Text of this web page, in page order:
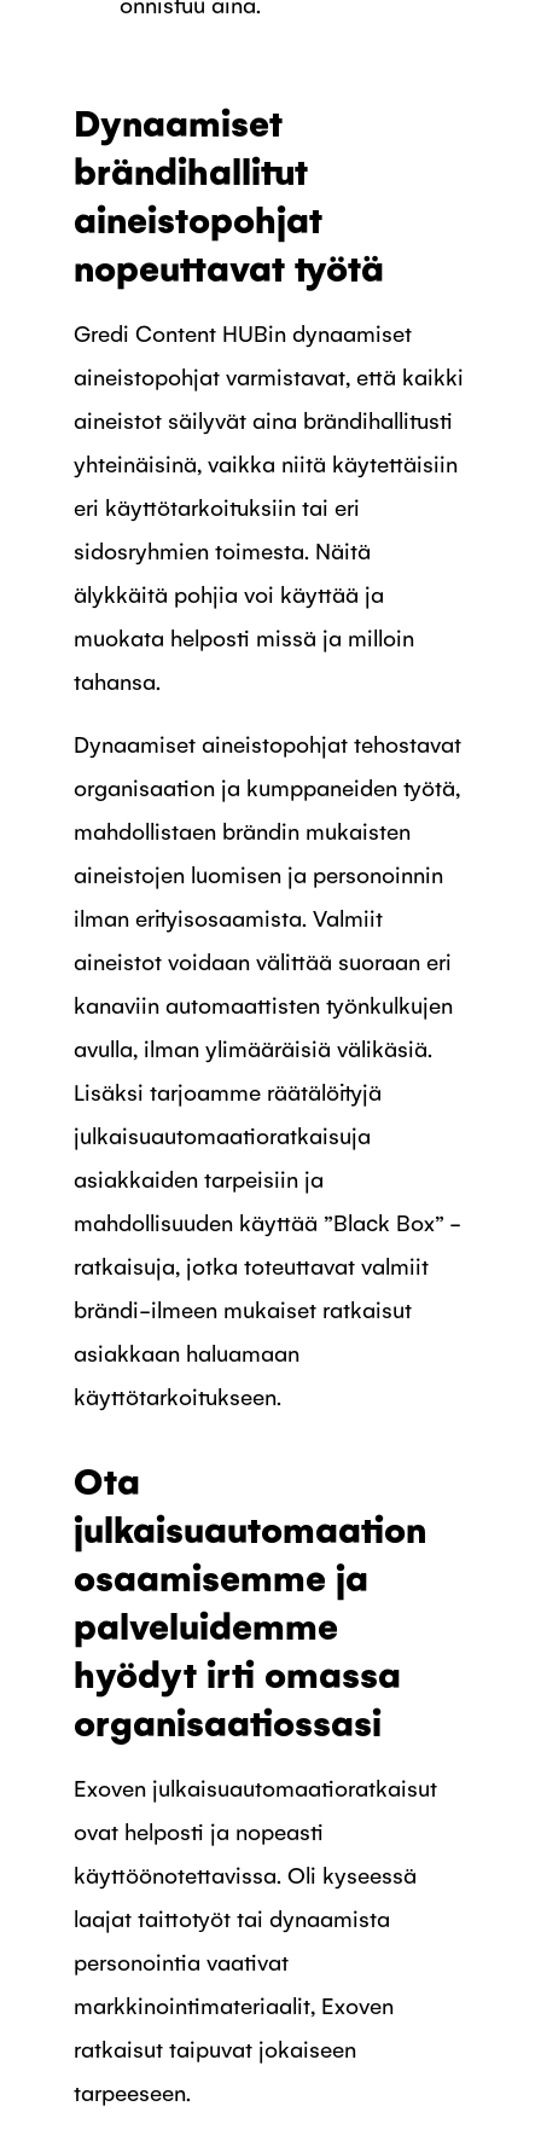
Dynaamiset
brändihallitut
aineistopohjat
nopeuttavat työtä
Gredi Content HUBin dynaamiset
aineistopohjat varmistavat, että kaikki
aineistot säilyvät aina brändihallitusti
yhteinäisinä, vaikka niitä käytettäisiin
eri käyttötarkoituksiin tai eri
sidosryhmien toimesta. Näitä
älykkäitä pohjia voi käyttää ja
muokata helposti missä ja milloin
tahansa.
Dynaamiset aineistopohjat tehostavat
organisaation ja kumppaneiden työtä,
mahdollistaen brändin mukaisten
aineistojen luomisen ja personoinnin
ilman erityisosaamista. Valmiit
aineistot voidaan välittää suoraan eri
kanaviin automaattisten työnkulkujen
avulla, ilman ylimääräisiä välikäsiä.
Lisäksi tarjoamme räätälöityjä
julkaisuautomaatioratkaisuja
asiakkaiden tarpeisiin ja
mahdollisuuden käyttää ”Black Box” -
ratkaisuja, jotka toteuttavat valmiit
brändi-ilmeen mukaiset ratkaisut
asiakkaan haluamaan
käyttötarkoitukseen.
Ota
julkaisuautomaation
osaamisemme ja
palveluidemme
hyödyt irti omassa
organisaatiossasi
Exoven julkaisuautomaatioratkaisut
ovat helposti ja nopeasti
käyttöönotettavissa. Oli kyseessä
laajat taittotyöt tai dynaamista
personointia vaativat
markkinointimateriaalit, Exoven
ratkaisut taipuvat jokaiseen
tarpeeseen.